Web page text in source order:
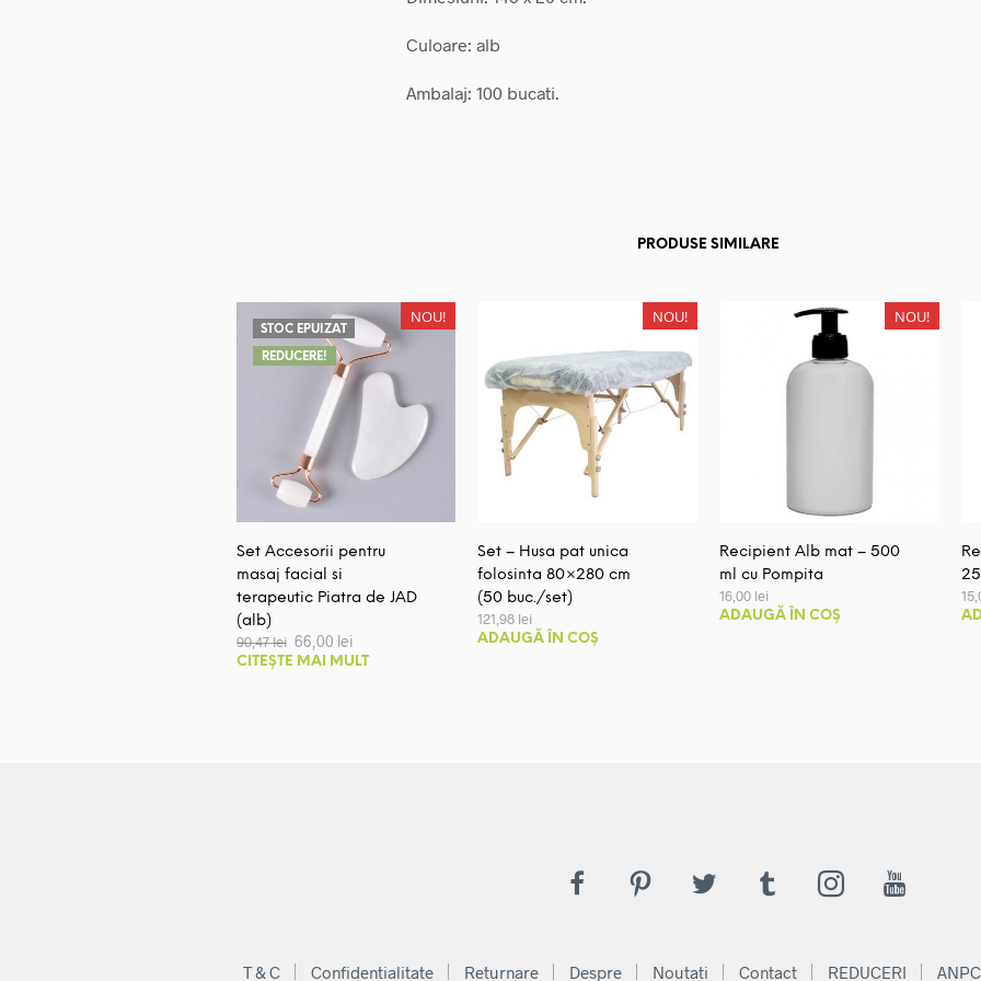
Culoare: alb
Ambalaj: 100 bucati.
PRODUSE SIMILARE
NOU!
REDUCERE!
STOC EPUIZAT
Set Accesorii pentru
masaj facial si
terapeutic Piatra de JAD
(alb)
90,47lei Prețul
inițial
a
66,00 leiPrețul
curent
este:
CITEȘTE MAI MULT
NOU!
Set – Husa pat unica
folosinta 80×280 cm
(50 buc./set)
121,98 lei
ADAUGĂ ÎN COȘ
NOU!
Recipient Alb mat – 500
ml cu Pompita
16,00 lei
ADAUGĂ ÎN COȘ
T & C Confidentialitate Returnare Despre Noutati Contact REDUCERI ANPC